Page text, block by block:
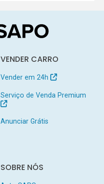
VENDER CARRO
Vender em 24h
Serviço de Venda Premium
Anunciar Grátis
SOBRE NÓS